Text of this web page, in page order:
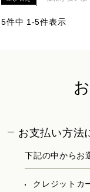
5件中 1-5件表示
お支払い方法
下記の中からお
クレジットカ